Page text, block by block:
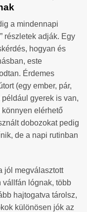
a mindennapi
részletek adják. Egy
hogyan és
este
Érdemes
(egy ember, pár,
gyerek is van,
elérhető
dobozokat pedig
de a napi rutinban
jól megválasztott
vállfán lógnak, több
hajtogatva tárolsz,
különösen jók az